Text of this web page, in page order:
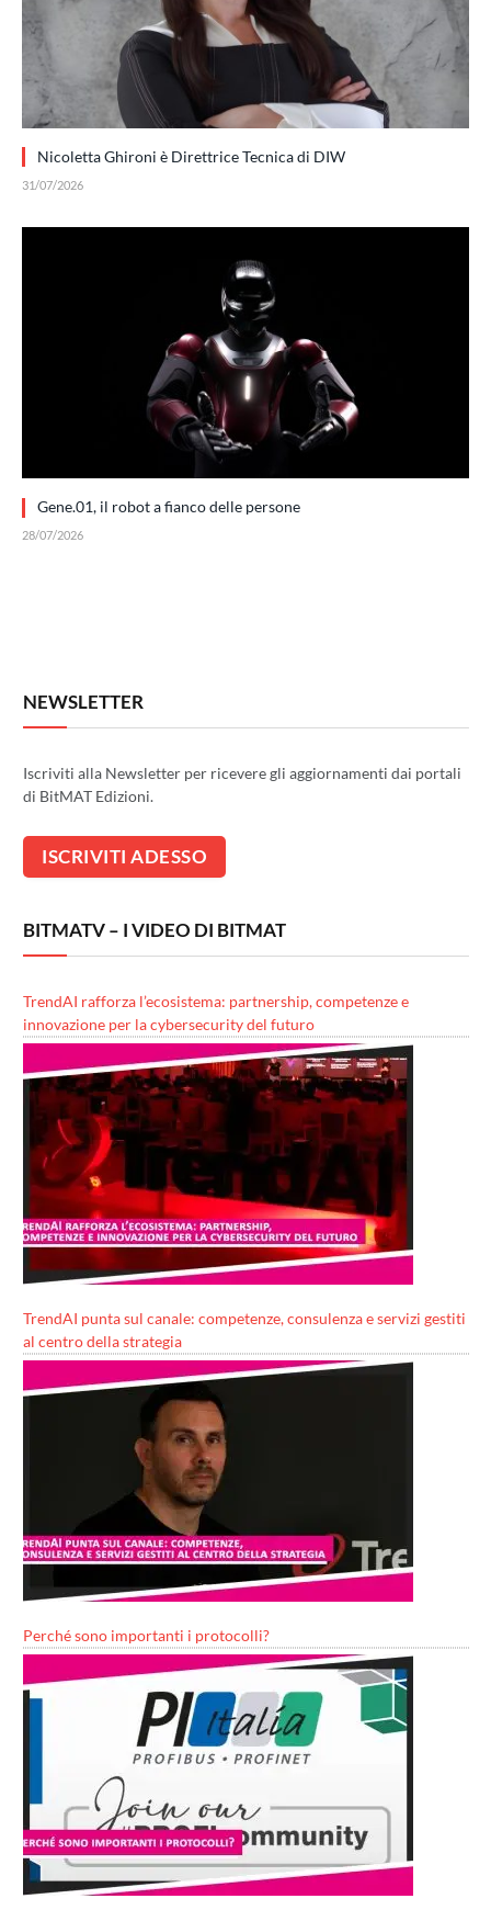
Nicoletta Ghironi è Direttrice Tecnica di DIW
31/07/2026
Gene.01, il robot a fianco delle persone
28/07/2026
NEWSLETTER
Iscriviti alla Newsletter per ricevere gli aggiornamenti dai portali
di BitMAT Edizioni.
BITMATV – I VIDEO DI BITMAT
TrendAI rafforza l’ecosistema: partnership, competenze e
innovazione per la cybersecurity del futuro
TrendAI punta sul canale: competenze, consulenza e servizi gestiti
al centro della strategia
Perché sono importanti i protocolli?